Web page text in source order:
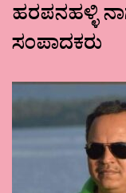
ಹರಪನಹಳ್ಳಿ
ಸಂಪಾದಕರು